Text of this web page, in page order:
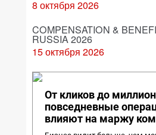
8 октября 2026
COMPENSATION &
RUSSIA 2026
15 октября 2026
От кликов до
повседневные
влияют на маржу